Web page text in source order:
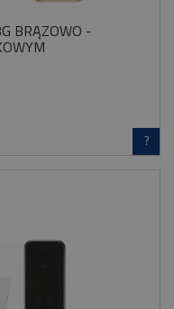
BRĄZOWO -
?